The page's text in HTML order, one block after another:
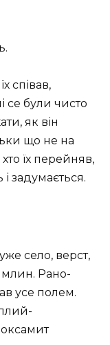
співав,
се були чисто
як він
що не на
хто їх перейняв,
задумається.
село, верст,
млин. Рано-
усе полем.